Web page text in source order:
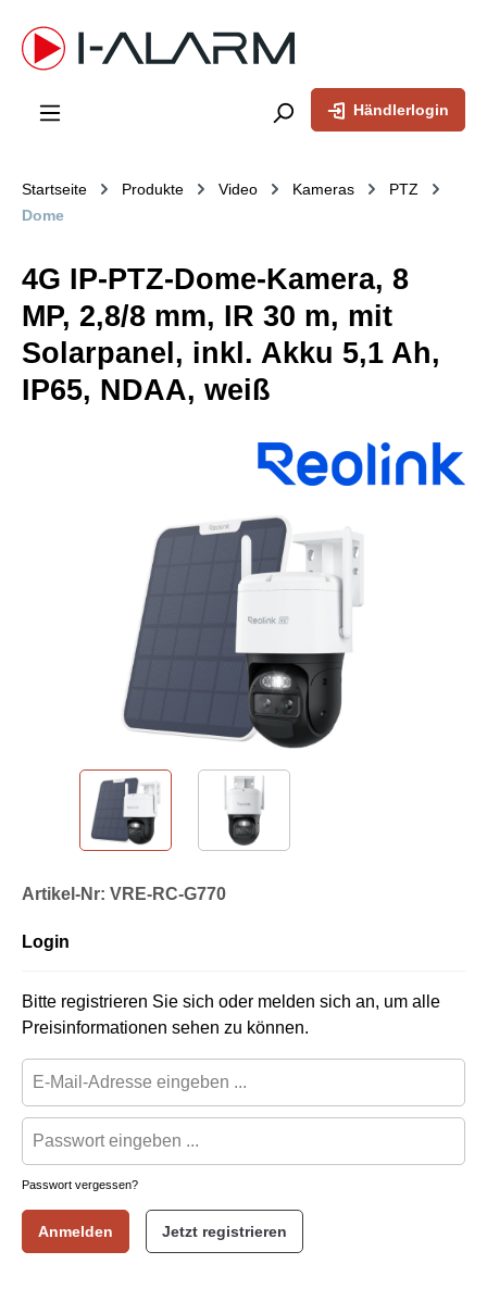
springen
Händlerlogin
Startseite Produkte Video Kameras
PTZ
Dome
4G IP-PTZ-Dome-Kamera, 8
MP, 2,8/8 mm, IR 30 m, mit
Solarpanel, inkl. Akku 5,1 Ah,
IP65, NDAA, weiß
Artikel-Nr: VRE-RC-G770
Login
Bitte registrieren Sie sich oder melden sich an, um alle
Preisinformationen sehen zu können.
Passwort vergessen?
Anmelden Jetzt registrieren